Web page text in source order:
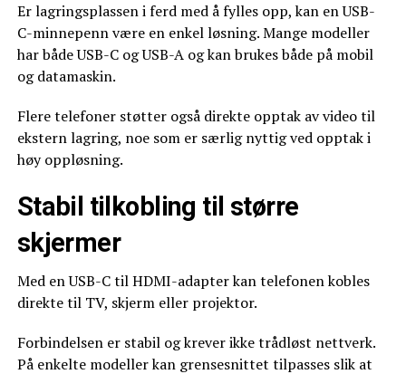
Er lagringsplassen i ferd med å fylles opp, kan en USB-
C-minnepenn være en enkel løsning. Mange modeller
har både USB-C og USB-A og kan brukes både på mobil
og datamaskin.
Flere telefoner støtter også direkte opptak av video til
ekstern lagring, noe som er særlig nyttig ved opptak i
høy oppløsning.
Stabil tilkobling til større
skjermer
Med en USB-C til HDMI-adapter kan telefonen kobles
direkte til TV, skjerm eller projektor.
Forbindelsen er stabil og krever ikke trådløst nettverk.
På enkelte modeller kan grensesnittet tilpasses slik at